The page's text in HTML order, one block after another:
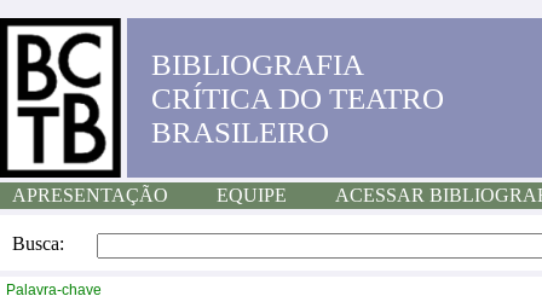
BIBLIOGRAFIA
CRÍTICA DO TEATRO
BRASILEIRO
APRESENTAÇÃO EQUIPE ACESSAR
Busca:
Palavra-chave